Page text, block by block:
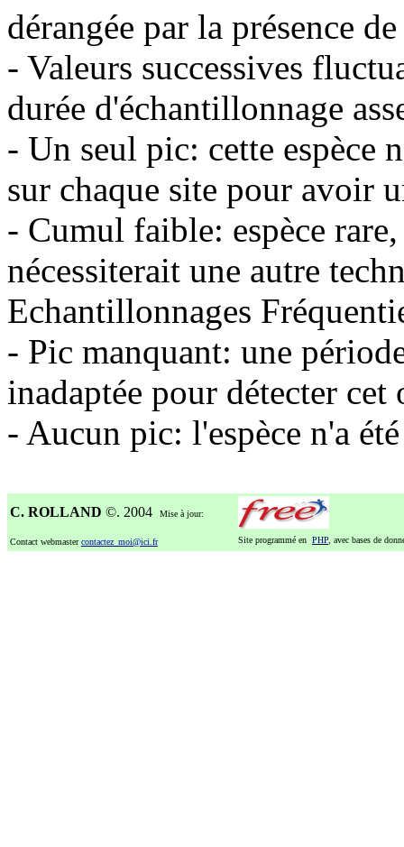
dérangée par la présence
- Valeurs successives
durée d'échantillonnage
- Un seul pic: cette espèce
sur chaque site pour avoir
- Cumul faible: espèce
nécessiterait une autre
Echantillonnages
- Pic manquant: une
inadaptée pour détecter cet
- Aucun pic: l'espèce n'a
C. ROLLAND ©. 2004 Mise à jour:
Contact webmastercontactez_moi@ici.fr Site programmé en PHP , avec bases de